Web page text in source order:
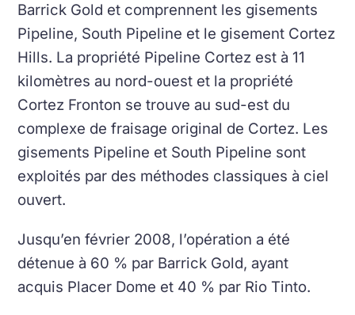
Barrick Gold et comprennent les gisements
Pipeline, South Pipeline et le gisement Cortez
Hills. La propriété Pipeline Cortez est à 11
kilomètres au nord-ouest et la propriété
Cortez Fronton se trouve au sud-est du
complexe de fraisage original de Cortez. Les
gisements Pipeline et South Pipeline sont
exploités par des méthodes classiques à ciel
ouvert.
Jusqu’en février 2008, l’opération a été
détenue à 60 % par Barrick Gold, ayant
acquis Placer Dome et 40 % par Rio Tinto.